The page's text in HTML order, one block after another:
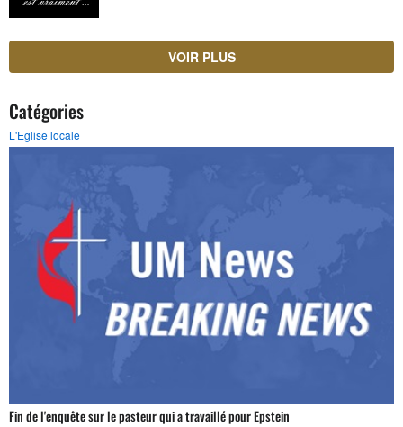
VOIR PLUS
Catégories
L'Eglise locale
Fin de l'enquête sur le pasteur qui a travaillé pour Epstein